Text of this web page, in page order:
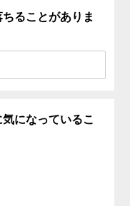
ることがありま
になっているこ